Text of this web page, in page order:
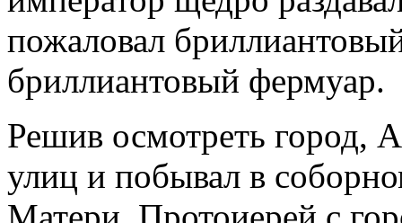
пожаловал
бриллиантовый фермуар.
Решив осмотреть город,
улиц и побывал в